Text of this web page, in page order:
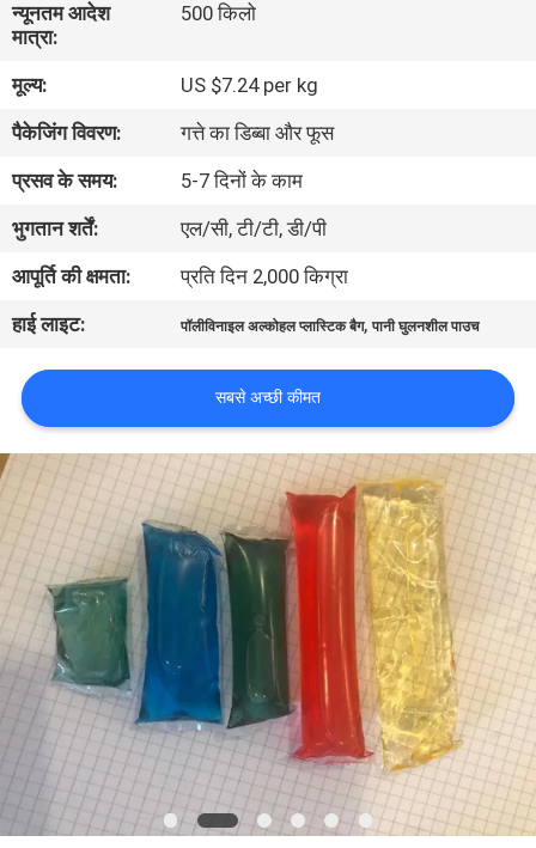
कारखाने
दौरा
गुणवत्ता
नियंत्रण
समाचार
उद्धरण
मांगें
साइटमैप
PRIVACY
POLICY
न्यूनतम आदेश
मात्रा:
500 किलो
मूल्य:
US $7.24 per kg
पैकेजिंग विवरण:
गत्ते का डिब्बा और फूस
प्रसव के समय:
5-7 दिनों के काम
भुगतान शर्तें:
एल/सी, टी/टी, डी/पी
आपूर्ति की क्षमता:
प्रति दिन 2,000 किग्रा
हाई लाइट:
पॉलीविनाइल अल्कोहल प्लास्टिक बैग,पानी घुलनशील पाउच
सबसे अच्छी कीमत